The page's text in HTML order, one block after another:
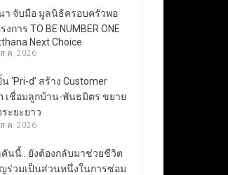
า จับมือ มูลนิธิครอบครัวพอ
งการ TO BE NUMBER ONE
Next Choice
.ค. 2026
น ‘Pri-d’ สร้าง Customer
เชื่อมลูกบ้าน-พันธมิตร ขยาย
ะยะยาว
.ค. 2026
คันนี้…ยังต้องกลับมาช่วยชีวิต
ร่วมเป็นส่วนหนึ่งในการซ่อม